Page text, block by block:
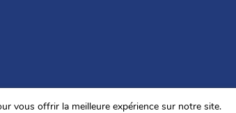
vous offrir la meilleure expérience sur notre site.